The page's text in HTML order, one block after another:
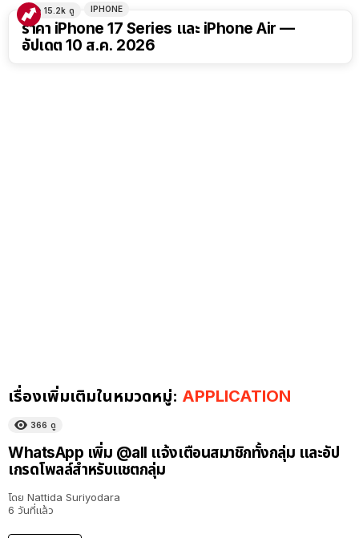
15.2k ดู IPHONE
ราคา iPhone 17 Series และ iPhone Air —
อัปเดต 10 ส.ค. 2026
เรื่องเพิ่มเติมในหมวดหมู่: APPLICATION
366 ดู
WhatsApp เพิ่ม @all แจ้งเตือนสมาชิกทั้งกลุ่ม และอัป
เกรดโพลล์สำหรับแชตกลุ่ม
โดย Nattida Suriyodara
6 วันที่แล้ว